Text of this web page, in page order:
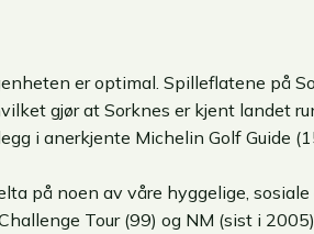
er optimal. Spilleflatene på
gjør at Sorknes er kjent landet
i anerkjente Michelin Golf Guide
på noen av våre hyggelige,
Tour (99) og NM (sist i